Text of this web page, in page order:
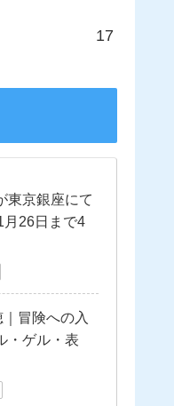
17
東京銀座にて
月26日まで4
｜冒険への入
・ゲル・表